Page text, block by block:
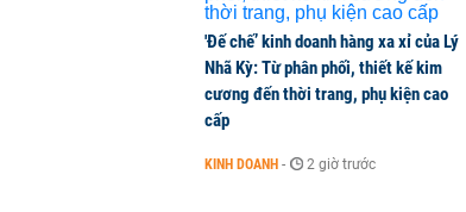
'Đế chế’ kinh doanh hàng xa xỉ của Lý
Nhã Kỳ: Từ phân phối, thiết kế kim
cương đến thời trang, phụ kiện cao
cấp
KINH DOANH - 2 giờ trước